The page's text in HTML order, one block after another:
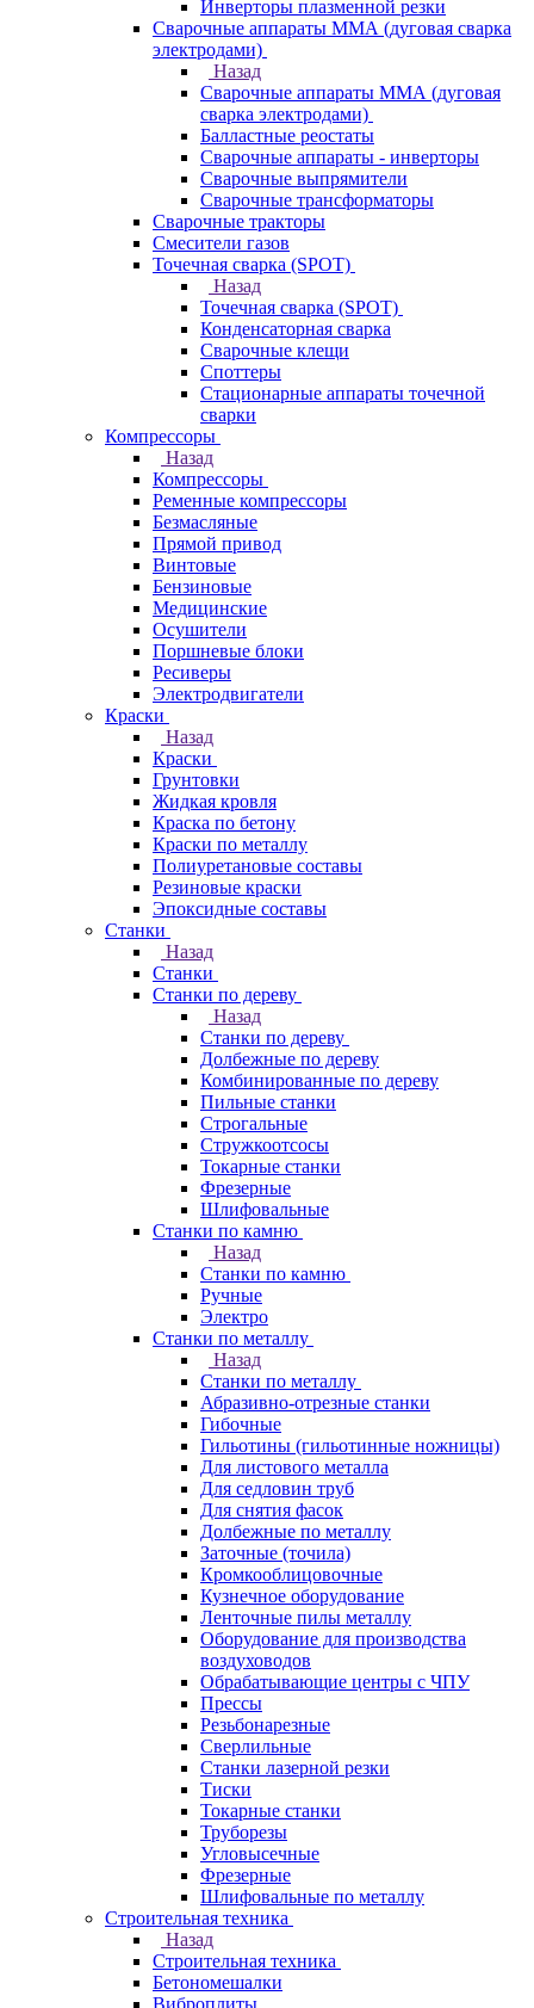
Инверторы плазменной резки
Сварочные аппараты ММА (дуговая сварка
электродами)
Назад
Сварочные аппараты ММА (дуговая
сварка электродами)
Балластные реостаты
Сварочные аппараты - инверторы
Сварочные выпрямители
Сварочные трансформаторы
Сварочные тракторы
Смесители газов
Точечная сварка (SPOT)
Назад
Точечная сварка (SPOT)
Конденсаторная сварка
Сварочные клещи
Споттеры
Стационарные аппараты точечной
сварки
Компрессоры
Назад
Компрессоры
Ременные компрессоры
Безмасляные
Прямой привод
Винтовые
Бензиновые
Медицинские
Осушители
Поршневые блоки
Ресиверы
Электродвигатели
Краски
Назад
Краски
Грунтовки
Жидкая кровля
Краска по бетону
Краски по металлу
Полиуретановые составы
Резиновые краски
Эпоксидные составы
Станки
Назад
Станки
Станки по дереву
Назад
Станки по дереву
Долбежные по дереву
Комбинированные по дереву
Пильные станки
Строгальные
Стружкоотсосы
Токарные станки
Фрезерные
Шлифовальные
Станки по камню
Назад
Станки по камню
Ручные
Электро
Станки по металлу
Назад
Станки по металлу
Абразивно-отрезные станки
Гибочные
Гильотины (гильотинные ножницы)
Для листового металла
Для седловин труб
Для снятия фасок
Долбежные по металлу
Заточные (точила)
Кромкооблицовочные
Кузнечное оборудование
Ленточные пилы металлу
Оборудование для производства
воздуховодов
Обрабатывающие центры с ЧПУ
Прессы
Резьбонарезные
Сверлильные
Станки лазерной резки
Тиски
Токарные станки
Труборезы
Угловысечные
Фрезерные
Шлифовальные по металлу
Строительная техника
Назад
Строительная техника
Бетономешалки
Виброплиты